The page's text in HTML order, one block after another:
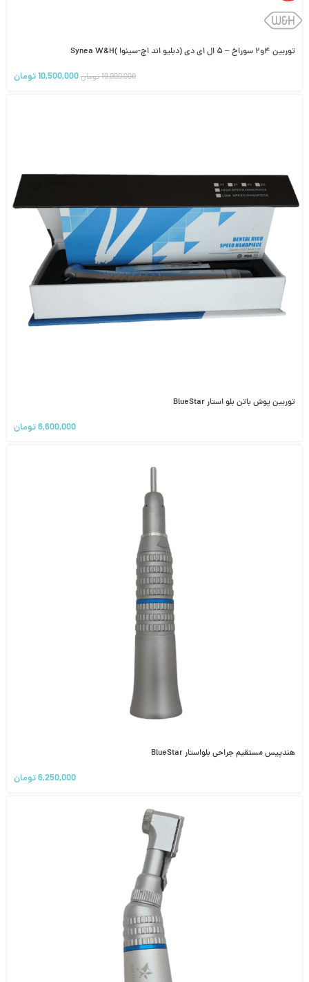
توربین ۴و۲ سوراخ – ۵ ال ای دی (دبلیو اند اچ-سینوا )Synea W&H
19,000,000تومان10,500,000تومان
توربین پوش باتن بلو استار BlueStar
6,600,000تومان
هندپیس مستقیم جراحی بلواستار BlueStar
6,250,000تومان